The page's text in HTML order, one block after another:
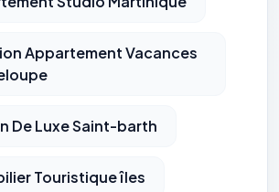
Appartement Vacances
De Luxe Saint-barth
Touristique îles